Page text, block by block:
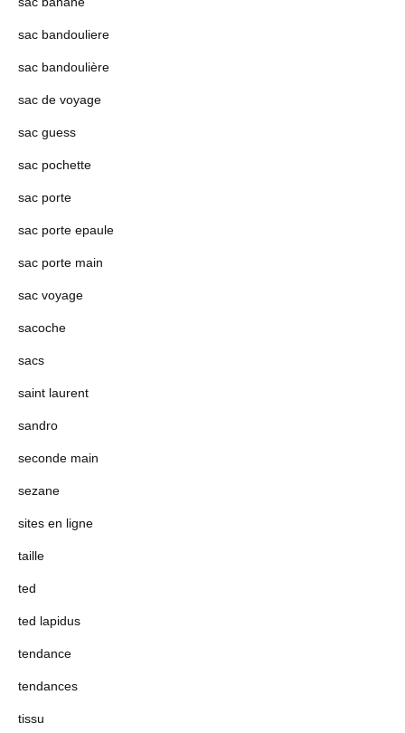
sac bandouliere
sac bandoulière
sac de voyage
sac guess
sac pochette
sac porte
sac porte epaule
sac porte main
sac voyage
sacoche
sacs
saint laurent
sandro
seconde main
sezane
sites en ligne
taille
ted
ted lapidus
tendance
tendances
tissu